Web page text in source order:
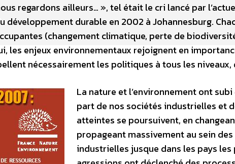
regardons ailleurs… », tel était le cri lancé par
développement durable en 2002 à Johannesburg.
(changement climatique, perte de
les enjeux environnementaux rejoignent en
nécessairement les politiques à tous les niveaux,
La nature et l’environnement ont
part de nos sociétés industrielles et
atteintes se poursuivent, en
propageant massivement au sein
industrielles jusque dans les pays